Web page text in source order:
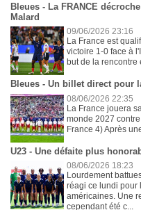
Bleues - La FRANCE
Malard
09/06/2026 23:16
La France est
victoire 1-0 face à
but de la rencontre
Bleues - Un billet direct pour
08/06/2026 22:35
La France jouera
monde 2027
France 4) Après
U23 - Une défaite plus
08/06/2026 18:23
Lourdement
réagi ce lundi pour
américaines. Une
cependant été c...